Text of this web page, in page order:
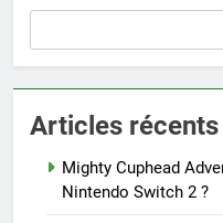
Articles récents
Mighty Cuphead
Nintendo Switch 2 ?